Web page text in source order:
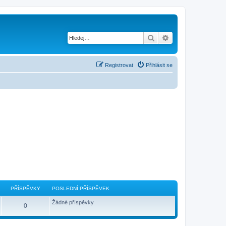
Hledat
Přihlásit se
Registrovat
PŘÍSPĚVKY POSLEDNÍ PŘÍSPĚVEK
0 Žádné příspěvky